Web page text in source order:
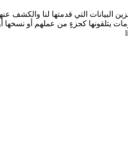
التي قدمتها لنا والكشف
يتلقونها كجزءٍ من عملهم أو